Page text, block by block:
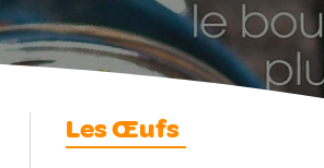
Les Œufs